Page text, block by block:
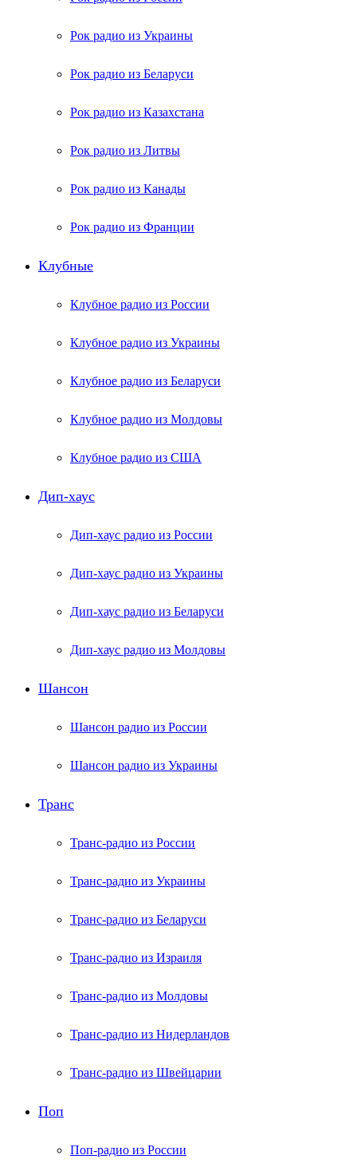
Рок радио из Украины
Рок радио из Беларуси
Рок радио из Казахстана
Рок радио из Литвы
Рок радио из Канады
Рок радио из Франции
Клубные
Клубное радио из России
Клубное радио из Украины
Клубное радио из Беларуси
Клубное радио из Молдовы
Клубное радио из США
Дип-хаус
Дип-хаус радио из России
Дип-хаус радио из Украины
Дип-хаус радио из Беларуси
Дип-хаус радио из Молдовы
Шансон
Шансон радио из России
Шансон радио из Украины
Транс
Транс-радио из России
Транс-радио из Украины
Транс-радио из Беларуси
Транс-радио из Израиля
Транс-радио из Молдовы
Транс-радио из Нидерландов
Транс-радио из Швейцарии
Поп
Поп-радио из России